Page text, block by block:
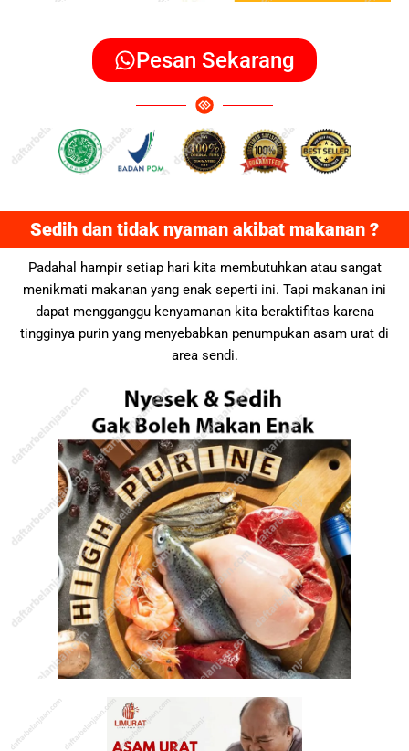
Pesan Sekarang
Sedih dan tidak nyaman akibat makanan ?
Padahal hampir setiap hari kita membutuhkan atau sangat
menikmati makanan yang enak seperti ini. Tapi makanan ini
dapat mengganggu kenyamanan kita beraktifitas karena
tingginya purin yang menyebabkan penumpukan asam urat di
area sendi.